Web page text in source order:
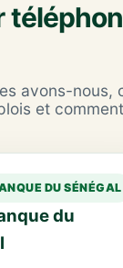
avons-nous,
et
DU SÉNÉGAL
du